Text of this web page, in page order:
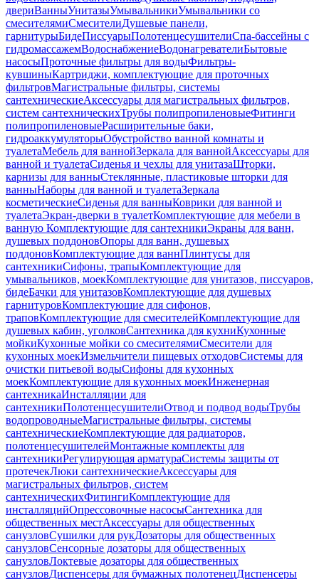
двериВанныУнитазыУмывальникиУмывальники со
смесителямиСмесителиДушевые панели,
гарнитурыБидеПиссуарыПолотенцесушителиСпа-бассейны с
гидромассажемВодоснабжениеВодонагревателиБытовые
насосыПроточные фильтры для водыФильтры-
кувшиныКартриджи, комплектующие для проточных
фильтровМагистральные фильтры, системы
сантехническиеАксессуары для магистральных фильтров,
систем сантехническихТрубы полипропиленовыеФитинги
полипропиленовыеРасширительные баки,
гидроаккумуляторыОбустройство ванной комнаты и
туалетаМебель для ваннойЗеркала для ваннойАксессуары для
ванной и туалетаСиденья и чехлы для унитазаШторки,
карнизы для ванныСтеклянные, пластиковые шторки для
ванныНаборы для ванной и туалетаЗеркала
косметическиеСиденья для ванныКоврики для ванной и
туалетаЭкран-дверки в туалетКомплектующие для мебели в
ванную Комплектующие для сантехникиЭкраны для ванн,
душевых поддоновОпоры для ванн, душевых
поддоновКомплектующие для ваннПлинтусы для
сантехникиСифоны, трапыКомплектующие для
умывальников, моекКомплектующие для унитазов, писсуаров,
бидеБачки для унитазовКомплектующие для душевых
гарнитуровКомплектующие для сифонов,
траповКомплектующие для смесителейКомплектующие для
душевых кабин, уголковСантехника для кухниКухонные
мойкиКухонные мойки со смесителямиСмесители для
кухонных моекИзмельчители пищевых отходовСистемы для
очистки питьевой водыСифоны для кухонных
моекКомплектующие для кухонных моекИнженерная
сантехникаИнсталляции для
сантехникиПолотенцесушителиОтвод и подвод водыТрубы
водопроводныеМагистральные фильтры, системы
сантехническиеКомплектующие для радиаторов,
полотенцесушителейМонтажные комплекты для
сантехникиРегулирующая арматураСистемы защиты от
протечекЛюки сантехническиеАксессуары для
магистральных фильтров, систем
сантехническихФитингиКомплектующие для
инсталляцийОпрессовочные насосыСантехника для
общественных местАксессуары для общественных
санузловСушилки для рукДозаторы для общественных
санузловСенсорные дозаторы для общественных
санузловЛоктевые дозаторы для общественных
санузловДиспенсеры для бумажных полотенецДиспенсеры